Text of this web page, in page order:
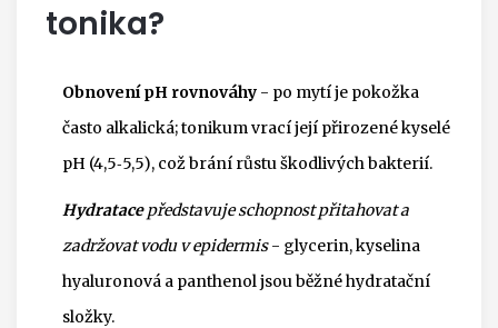
tonika?
Obnovení pH rovnováhy - po mytí je pokožka
často alkalická; tonikum vrací její přirozené kyselé
pH (4,5‑5,5), což brání růstu škodlivých bakterií.
Hydratacepředstavuje schopnost přitahovat a
zadržovat vodu v epidermis- glycerin, kyselina
hyaluronová a panthenol jsou běžné hydratační
složky.